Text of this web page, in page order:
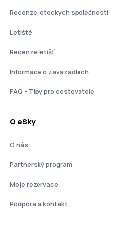
Recenze leteckých společností
Letiště
Recenze letišť
Informace o zavazadlech
FAQ - Tipy pro cestovatele
O eSky
O nás
Partnerský program
Moje rezervace
Podpora a kontakt